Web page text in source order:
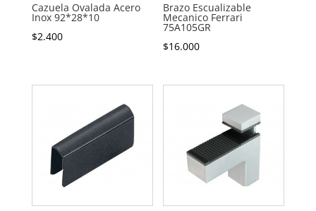
Cazuela Ovalada Acero
Inox 92*28*10
$2.400
Brazo Escualizable
Mecanico Ferrari
75A105GR
$16.000